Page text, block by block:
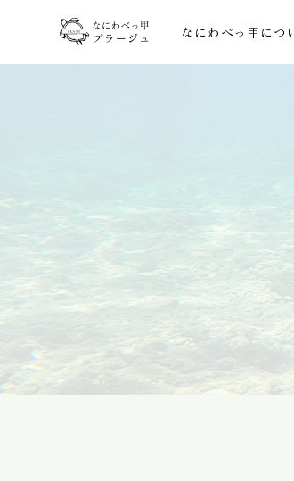
なにわべっ甲につ